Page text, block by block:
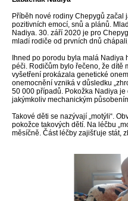
Příběh nové rodiny Chepygů začal
pozitivních emocí, snů a plánů.
Nadiya. 30. září 2020 je pro
mladí rodiče od prvních dnů
Ihned po porodu byla malá
péči. Rodičům bylo řečeno, že dítě
vyšetření prokázala genetické
onemocnění vzniká v důsledku
50 000 případů. Pokožka Nadiya
jakýmkoliv mechanickým
Takové děti se nazývají „motýli“.
pokožce takových dětí. Na léčbu
měsíčně. Část léčby zajišťuje stát,